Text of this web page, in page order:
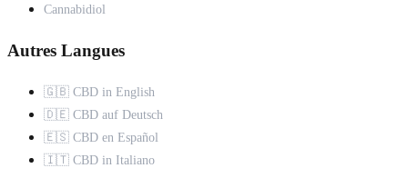
Cannabidiol
Autres Langues
🇬🇧 CBD in English
🇩🇪 CBD auf Deutsch
🇪🇸 CBD en Español
🇮🇹 CBD in Italiano